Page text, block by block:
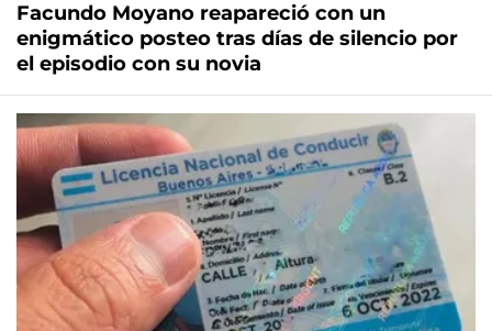
Facundo Moyano reapareció con un
enigmático posteo tras días de silencio por
el episodio con su novia